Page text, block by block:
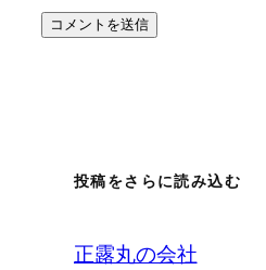
投稿をさらに読み込む
正露丸の会社